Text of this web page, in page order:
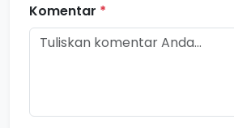
Komentar *